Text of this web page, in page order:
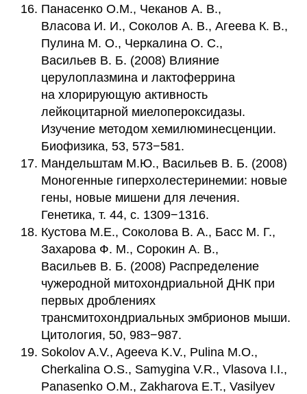
Панасенко О.М., Чеканов А. В.,
Власова И. И., Соколов А. В., Агеева К. В.,
Пулина М. О., Черкалина О. С.,
Васильев В. Б. (2008) Влияние
церулоплазмина и лактоферрина
на хлорирующую активность
лейкоцитарной миелопероксидазы.
Изучение методом хемилюминесценции.
Биофизика, 53, 573−581.
Мандельштам М.Ю., Васильев В. Б. (2008)
Моногенные гиперхолестеринемии: новые
гены, новые мишени для лечения.
Генетика, т. 44, с. 1309−1316.
Кустова М.Е., Соколова В. А., Басс М. Г.,
Захарова Ф. М., Сорокин А. В.,
Васильев В. Б. (2008) Распределение
чужеродной митохондриальной ДНК при
первых дроблениях
трансмитохондриальных эмбрионов мыши.
Цитология, 50, 983−987.
Sokolov A.V., Ageeva K.V., Pulina M.O.,
Cherkalina O.S., Samygina V.R., Vlasova I.I.,
Panasenko O.M., Zakharova E.T., Vasilyev